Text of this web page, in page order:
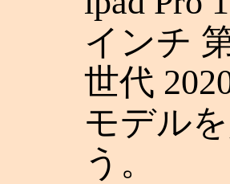
インチ
世代
モデル
う。